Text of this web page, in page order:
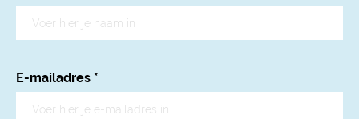
E-mailadres *